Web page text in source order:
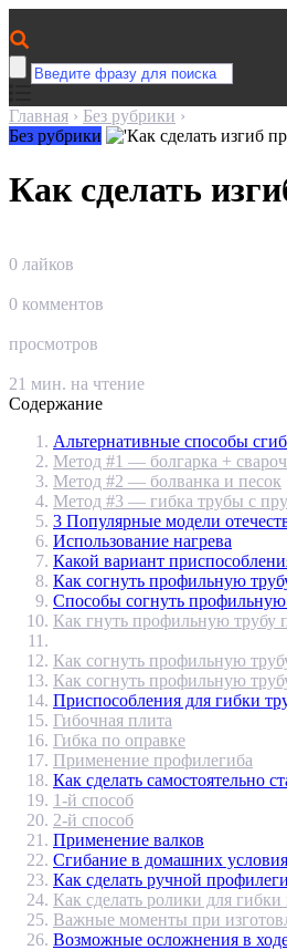
Главная › Без рубрики ›
Без рубрики
Как сделать
0 лайков
0 комментов
просмотров
21 мин. на чтение
Содержание
Альтернативные способы
Метод #1 — болгарка +
Метод #2 — болванка и песок
Метод #3 — гибка трубы с
3 Популярные модели
Использование нагрева
Какой вариант
Как согнуть профильную
Способы согнуть
Как гнуть профильную трубу
Как согнуть профильную
Как согнуть профильную
Приспособления для гибки
Гибочная плита
Гибка по оправке
Применение профилегиба
Как сделать самостоятельно
1-й способ
2-й способ
Применение валков
Сгибание в домашних
Как сделать ручной
Как сделать ролики для
Важные моменты при
Возможные осложнения в